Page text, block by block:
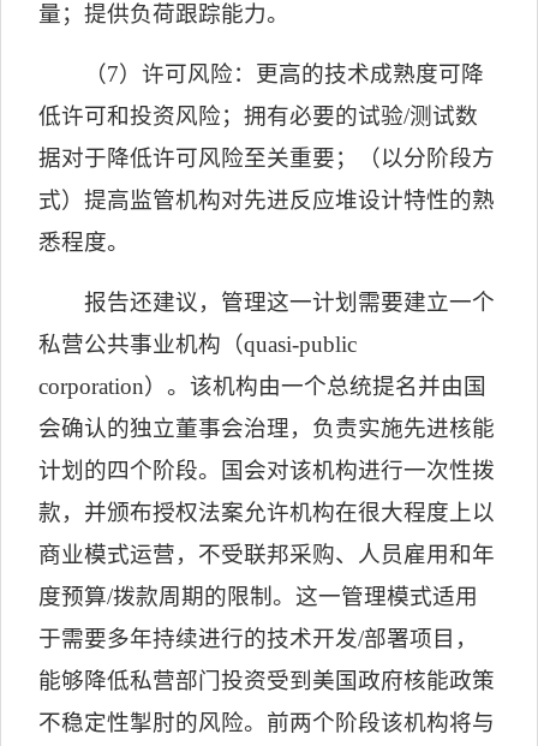
量；提供负荷跟踪能力。
（7）许可风险：更高的技术成熟度可降
低许可和投资风险；拥有必要的试验/测试数
据对于降低许可风险至关重要；（以分阶段方
式）提高监管机构对先进反应堆设计特性的熟
悉程度。
报告还建议，管理这一计划需要建立一个
私营公共事业机构（quasi-public
corporation）。该机构由一个总统提名并由国
会确认的独立董事会治理，负责实施先进核能
计划的四个阶段。国会对该机构进行一次性拨
款，并颁布授权法案允许机构在很大程度上以
商业模式运营，不受联邦采购、人员雇用和年
度预算/拨款周期的限制。这一管理模式适用
于需要多年持续进行的技术开发/部署项目，
能够降低私营部门投资受到美国政府核能政策
不稳定性掣肘的风险。前两个阶段该机构将与